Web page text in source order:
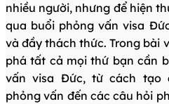
nhiều người, nhưng để hiện
qua buổi phỏng vấn visa
và đầy thách thức. Trong bài
phá tất cả mọi thứ bạn cần
vấn visa Đức, từ cách tạo
phỏng vấn đến các câu hỏi